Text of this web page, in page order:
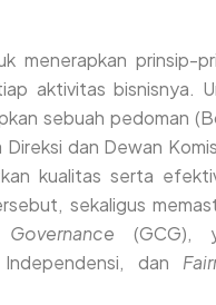
menerapkan prinsip-
aktivitas bisnisnya.
sebuah pedoman
dan Dewan
kualitas serta
sekaligus
(GCG),
Independensi, dan